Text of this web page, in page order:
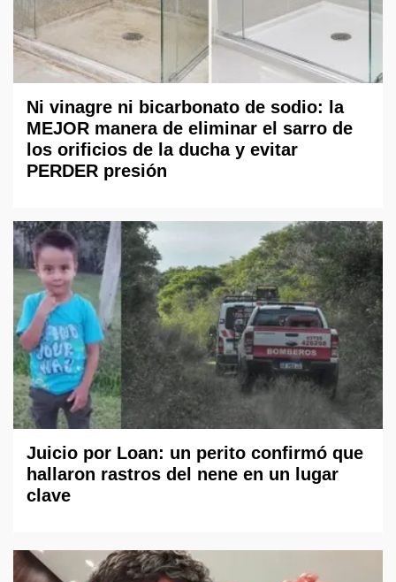
Ni vinagre ni bicarbonato de sodio: la
MEJOR manera de eliminar el sarro de
los orificios de la ducha y evitar
PERDER presión
Juicio por Loan: un perito confirmó que
hallaron rastros del nene en un lugar
clave